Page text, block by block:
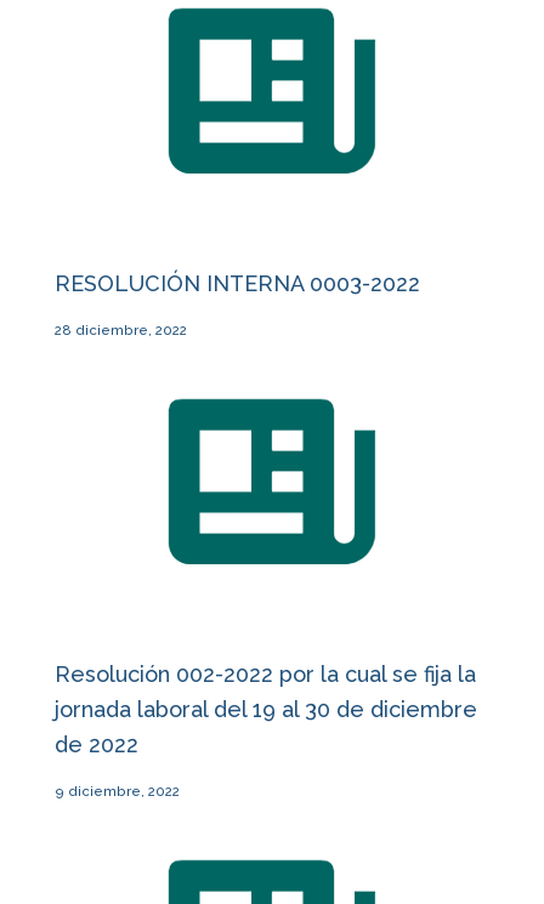
RESOLUCIÓN INTERNA 0003-2022
28 diciembre, 2022
Resolución 002-2022 por la cual se fija la
jornada laboral del 19 al 30 de diciembre
de 2022
9 diciembre, 2022